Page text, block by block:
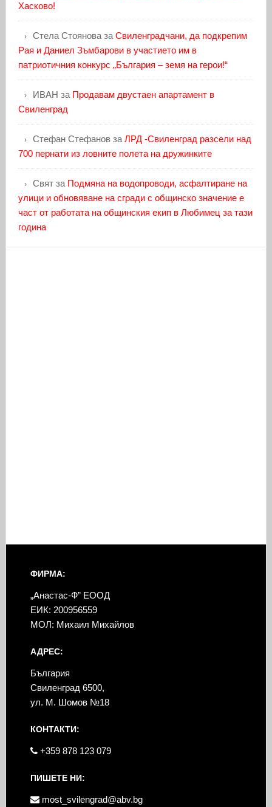
Хасково!
Стела Стояноваза Свиленградчани, да подкрепим
Рая и Даниел Зъмбарови в участието им в
патриотичния конкурс „България – земя на герои!“
ИВАН за Продавам двустаен апартамент в
Свиленград
Стефан Стефановза ЛРД -Свиленград разсели над
700 пернати из ловните полета на дружинките
Святза Подмяна на водопроводи, асфалтиране на
улици и обновяване на сгради с общинско значение е
част от работата на общинския екип в Любимец за тази
година
ФИРМА:
„Анастас-Ф” ЕООД
ЕИК: 200956559
МОЛ: Михаил Михайлов
АДРЕС:
България
Свиленград 6500,
ул. М. Шомов №18
КОНТАКТИ:
+359 878 123 079
ПИШЕТЕ НИ:
most_svilengrad@abv.bg